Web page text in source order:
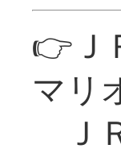
👉Ｊ
マリ
Ｊ